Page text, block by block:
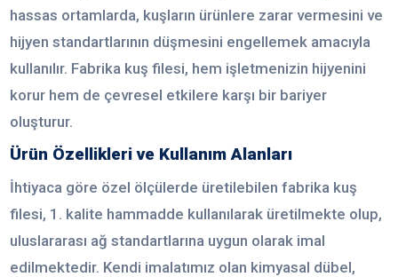
hassas ortamlarda, kuşların ürünlere zarar vermesini ve
hijyen standartlarının düşmesini engellemek amacıyla
kullanılır. Fabrika kuş filesi, hem işletmenizin hijyenini
korur hem de çevresel etkilere karşı bir bariyer
oluşturur.
Ürün Özellikleri ve Kullanım Alanları
İhtiyaca göre özel ölçülerde üretilebilen fabrika kuş
filesi, 1. kalite hammadde kullanılarak üretilmekte olup,
uluslararası ağ standartlarına uygun olarak imal
edilmektedir. Kendi imalatımız olan kimyasal dübel,